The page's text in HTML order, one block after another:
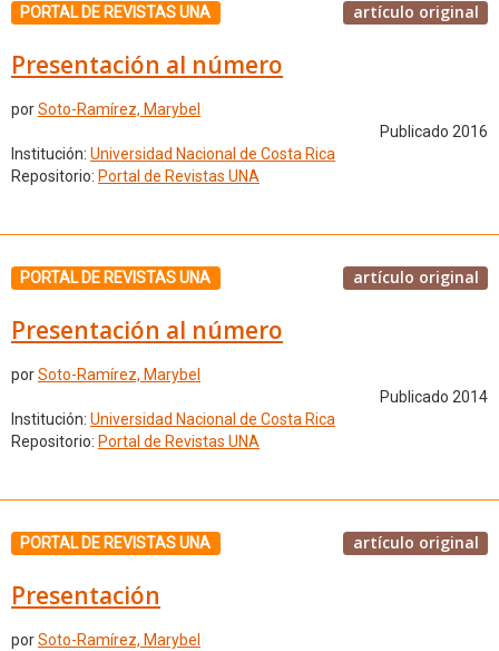
PORTAL DE REVISTAS UNA artículo original
Presentación al número
porSoto-Ramírez, Marybel
Publicado 2016
Institución: Universidad Nacional de Costa Rica
Repositorio: Portal de Revistas UNA
PORTAL DE REVISTAS UNA artículo original
Presentación al número
porSoto-Ramírez, Marybel
Publicado 2014
Institución: Universidad Nacional de Costa Rica
Repositorio: Portal de Revistas UNA
PORTAL DE REVISTAS UNA artículo original
Presentación
porSoto-Ramírez, Marybel